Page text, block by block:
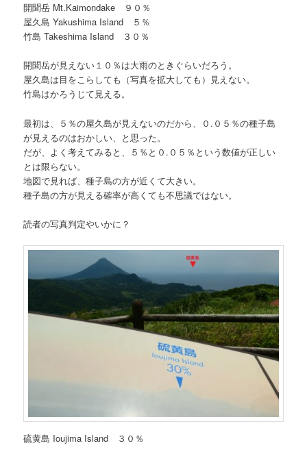
開聞岳 Mt.Kaimondake ９０％
屋久島 Yakushima Island ５％
竹島 Takeshima Island ３０％
開聞岳が見えない１０％は大雨のときぐらいだろう。
屋久島は目をこらしても（写真を拡大しても）見えない。
竹島はかろうじて見える。
最初は、５％の屋久島が見えないのだから、０.０５％の種子島
が見えるのはおかしい、と思った。
だが、よく考えてみると、５％と０.０５％という数値が正しい
とは限らない。
地図で見れば、種子島の方が近くて大きい。
種子島の方が見える確率が高くても不思議ではない。
読者の写真判定やいかに？
硫黄島 Ioujima Island ３０％